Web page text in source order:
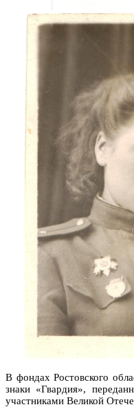
В фондах Ростовского
знаки «Гвардия»,
участниками Великой